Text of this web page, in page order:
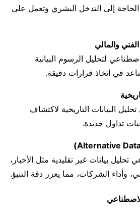
إلى التدخل البشري وتعمل على
لتحليل الرسوم البيانية
في اتخاذ قرارات دقيقة.
البيانات التاريخية لاكتشاف
تداول جديدة.
تحليل بيانات غير تقليدية مثل الأخبار،
وأداء الشركات، مما يعزز دقة التنبؤ.